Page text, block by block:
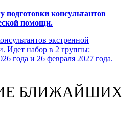
консультантов
помощи.
экстренной
Идет набор в 2 группы:
года и 26 февраля 2027 года.
БЛИЖАЙШИХ